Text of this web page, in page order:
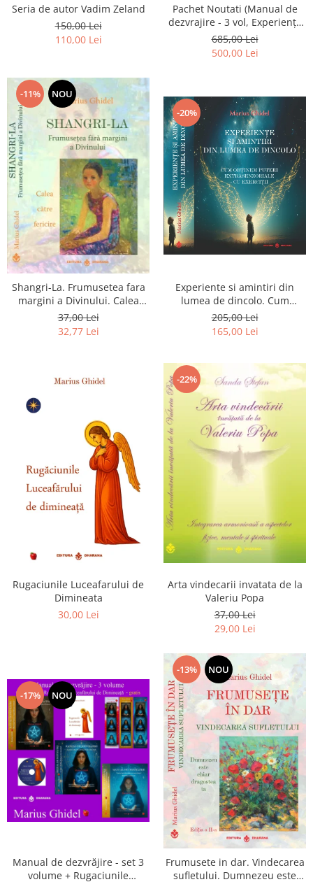
Seria de autor Vadim Zeland
150,00 Lei
110,00 Lei
Pachet Noutati (Manual de
dezvrajire - 3 vol, Experiențe
și amintiri, Rugăciunile
Luceafarului de dimineata) -
Marius Ghidel
685,00 Lei
500,00 Lei
-11% NOU
Shangri-La. Frumusetea fara
margini a Divinului. Calea
catre fericire
37,00 Lei
32,77 Lei
-20%
Experiente si amintiri din
lumea de dincolo. Cum
obtinem puteri
extrasenzoriale - cu exercitii
205,00 Lei
165,00 Lei
Rugaciunile Luceafarului de
Dimineata
30,00 Lei
-22%
Arta vindecarii invatata de la
Valeriu Popa
37,00 Lei
29,00 Lei
-17% NOU
Manual de dezvrăjire - set 3
volume + Rugaciunile
-13% NOU
Frumusete in dar. Vindecarea
sufletului. Dumnezeu este